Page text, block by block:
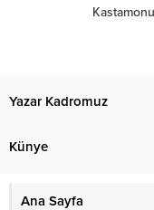
Yazar Kadromuz
Künye
Ana Sayfa